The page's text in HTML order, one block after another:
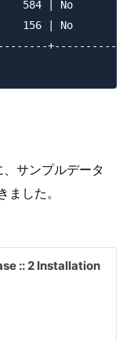
584 | No
156 | No
+-----------
サンプルデータ
した。